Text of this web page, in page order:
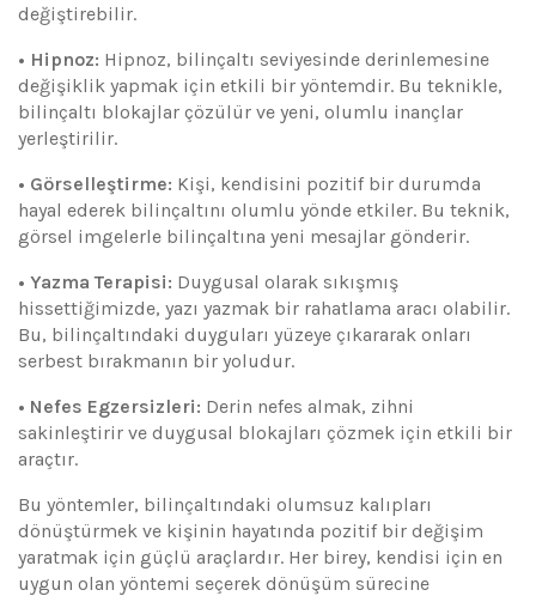
değiştirebilir.
• Hipnoz: Hipnoz, bilinçaltı seviyesinde derinlemesine
değişiklik yapmak için etkili bir yöntemdir. Bu teknikle,
bilinçaltı blokajlar çözülür ve yeni, olumlu inançlar
yerleştirilir.
• Görselleştirme: Kişi, kendisini pozitif bir durumda
hayal ederek bilinçaltını olumlu yönde etkiler. Bu teknik,
görsel imgelerle bilinçaltına yeni mesajlar gönderir.
• Yazma Terapisi: Duygusal olarak sıkışmış
hissettiğimizde, yazı yazmak bir rahatlama aracı olabilir.
Bu, bilinçaltındaki duyguları yüzeye çıkararak onları
serbest bırakmanın bir yoludur.
• Nefes Egzersizleri: Derin nefes almak, zihni
sakinleştirir ve duygusal blokajları çözmek için etkili bir
araçtır.
Bu yöntemler, bilinçaltındaki olumsuz kalıpları
dönüştürmek ve kişinin hayatında pozitif bir değişim
yaratmak için güçlü araçlardır. Her birey, kendisi için en
uygun olan yöntemi seçerek dönüşüm sürecine